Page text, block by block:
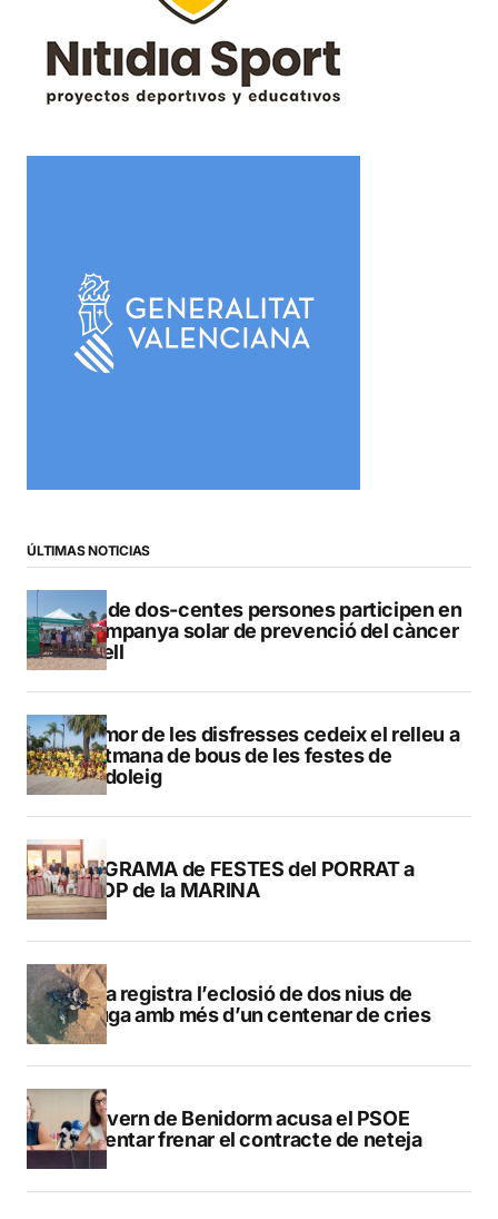
ÚLTIMAS NOTICIAS
Més de dos-centes persones participen en
la campanya solar de prevenció del càncer
de pell
L’humor de les disfresses cedeix el relleu a
la setmana de bous de les festes de
Benidoleig
PROGRAMA de FESTES del PORRAT a
POLOP de la MARINA
Dénia registra l’eclosió de dos nius de
tortuga amb més d’un centenar de cries
El govern de Benidorm acusa el PSOE
d’intentar frenar el contracte de neteja